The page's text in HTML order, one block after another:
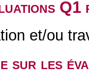
et/ou
sur les